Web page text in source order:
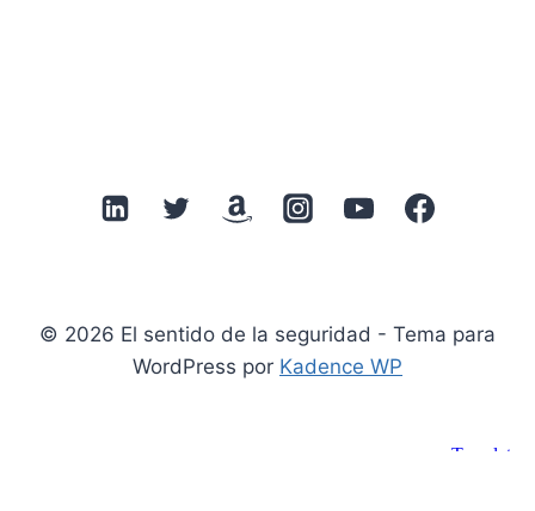
© 2026 El sentido de la seguridad - Tema para
WordPress por Kadence WP